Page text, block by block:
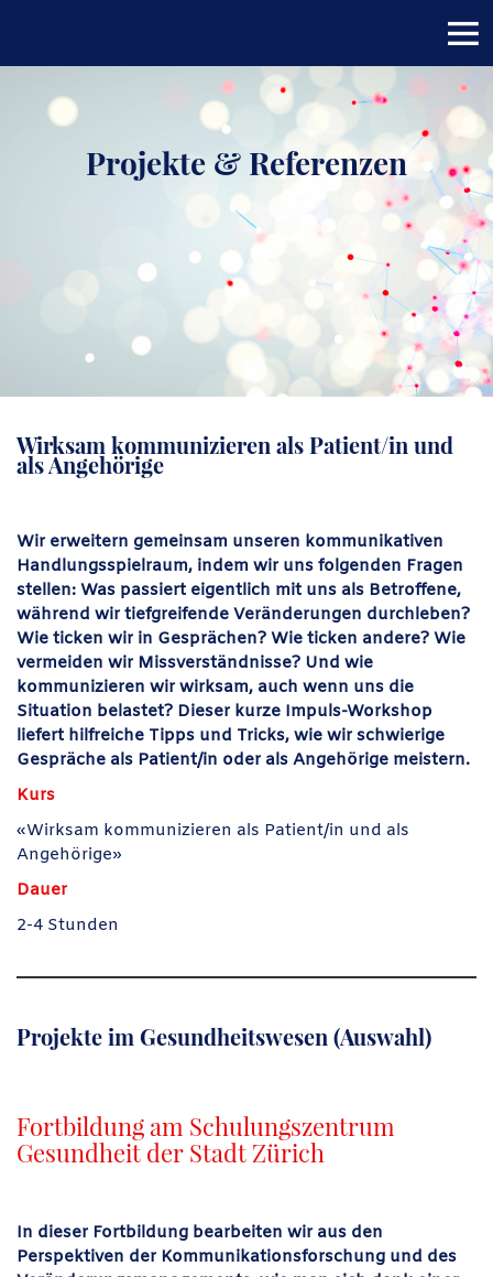
Projekte & Referenzen
Wirksam kommunizieren als Patient/in und
als Angehörige
Wir erweitern gemeinsam unseren kommunikativen
Handlungsspielraum, indem wir uns folgenden Fragen
stellen: Was passiert eigentlich mit uns als Betroffene,
während wir tiefgreifende Veränderungen durchleben?
Wie ticken wir in Gesprächen? Wie ticken andere? Wie
vermeiden wir Missverständnisse? Und wie
kommunizieren wir wirksam, auch wenn uns die
Situation belastet? Dieser kurze Impuls-Workshop
liefert hilfreiche Tipps und Tricks, wie wir schwierige
Gespräche als Patient/in oder als Angehörige meistern.
Kurs
«Wirksam kommunizieren als Patient/in und als
Angehörige»
Dauer
2-4 Stunden
Projekte im Gesundheitswesen (Auswahl)
Fortbildung am Schulungszentrum
Gesundheit der Stadt Zürich
In dieser Fortbildung bearbeiten wir aus den
Perspektiven der Kommunikationsforschung und des